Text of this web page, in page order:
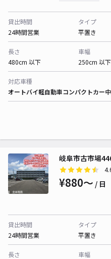
貸出時間
24時間営業
タイプ
平置き
長さ
480cm 以下
車幅
250cm 以下
対応車種
オートバイ軽自動車コンパクトカー
岐阜市古市場
¥880〜 / 日
貸出時間
24時間営業
タイプ
平置き
長さ
車幅